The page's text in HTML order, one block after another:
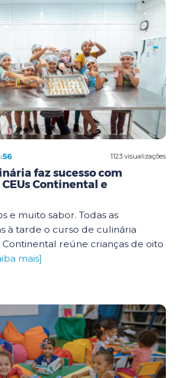
1123 visualizações
faz sucesso com
Continental e
e muito sabor. Todas as
à tarde o curso de culinária
Continental reúne crianças de oito
mais]